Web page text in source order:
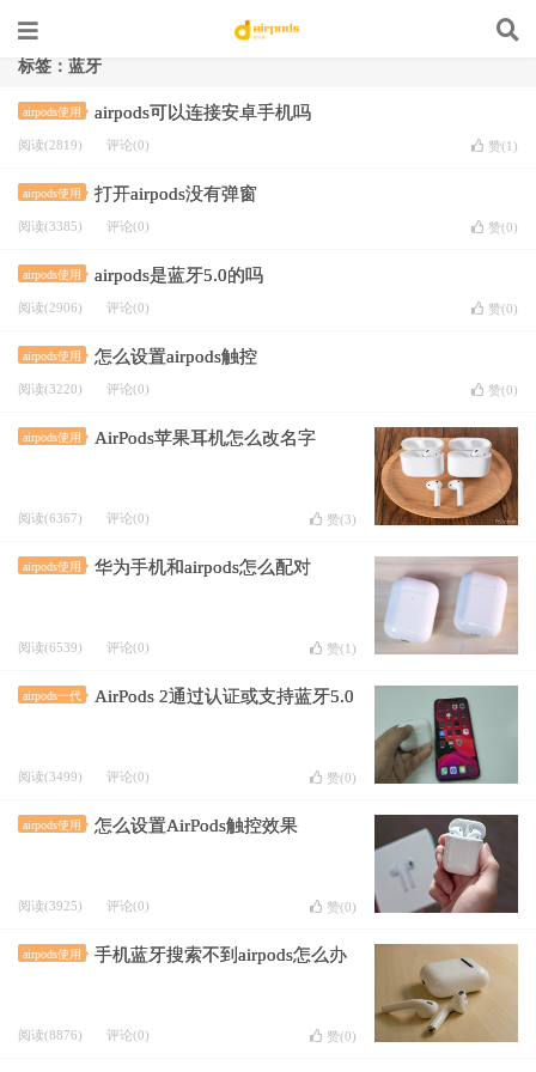
标签：蓝牙
airpods使用 airpods可以连接安卓手机吗
阅读(2819) 评论(0) 赞(1 )
airpods使用 打开airpods没有弹窗
阅读(3385) 评论(0) 赞(0)
airpods使用 airpods是蓝牙5.0的吗
阅读(2906) 评论(0) 赞(0)
airpods使用 怎么设置airpods触控
阅读(3220) 评论(0) 赞(0)
airpods使用 AirPods苹果耳机怎么改名字
阅读(6367) 评论(0) 赞(3)
airpods使用 华为手机和airpods怎么配对
阅读(6539) 评论(0) 赞(1 )
airpods一代 AirPods 2通过认证或支持蓝牙5.0
阅读(3499) 评论(0) 赞(0)
airpods使用 怎么设置AirPods触控效果
阅读(3925) 评论(0) 赞(0)
airpods使用 手机蓝牙搜索不到airpods怎么办
阅读(8876) 评论(0) 赞(0)